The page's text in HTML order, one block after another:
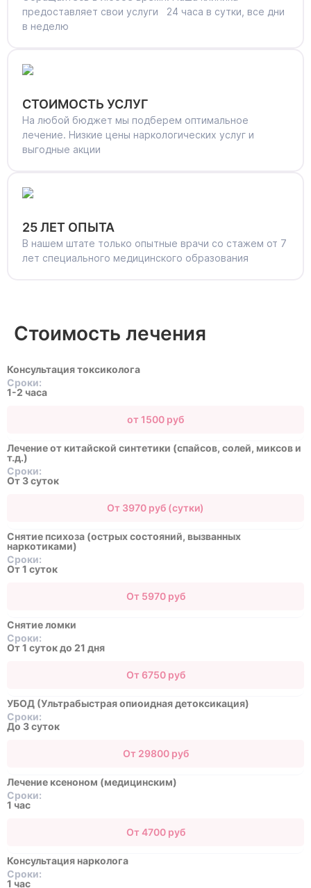
предоставляет свои услуги 24 часа в сутки, все дни
в неделю
СТОИМОСТЬ УСЛУГ
На любой бюджет мы подберем оптимальное
лечение. Низкие цены наркологических услуг и
выгодные акции
25 ЛЕТ ОПЫТА
В нашем штате только опытные врачи со стажем от 7
лет специального медицинского образования
Стоимость лечения
Консультация токсиколога
Сроки:
1-2 часа
от 1500 руб
Лечение от китайской синтетики (спайсов, солей, миксов и
т.д.)
Сроки:
От 3 суток
От 3970 руб (сутки)
Снятие психоза (острых состояний, вызванных
наркотиками)
Сроки:
От 1 суток
От 5970 руб
Снятие ломки
Сроки:
От 1 суток до 21 дня
От 6750 руб
УБОД (Ультрабыстрая опиоидная детоксикация)
Сроки:
До 3 суток
От 29800 руб
Лечение ксеноном (медицинским)
Сроки:
1 час
От 4700 руб
Консультация нарколога
Сроки:
1 час